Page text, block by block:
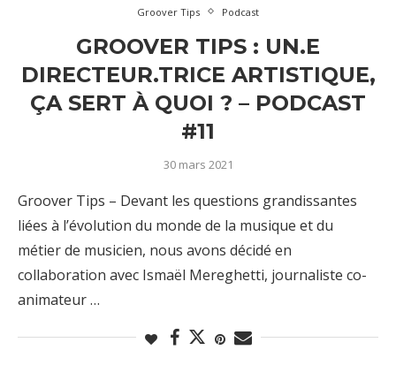
Groover Tips Podcast
GROOVER TIPS : UN.E
DIRECTEUR.TRICE ARTISTIQUE,
ÇA SERT À QUOI ? – PODCAST
#11
30 mars 2021
Groover Tips – Devant les questions grandissantes
liées à l’évolution du monde de la musique et du
métier de musicien, nous avons décidé en
collaboration avec Ismaël Mereghetti, journaliste co-
animateur …